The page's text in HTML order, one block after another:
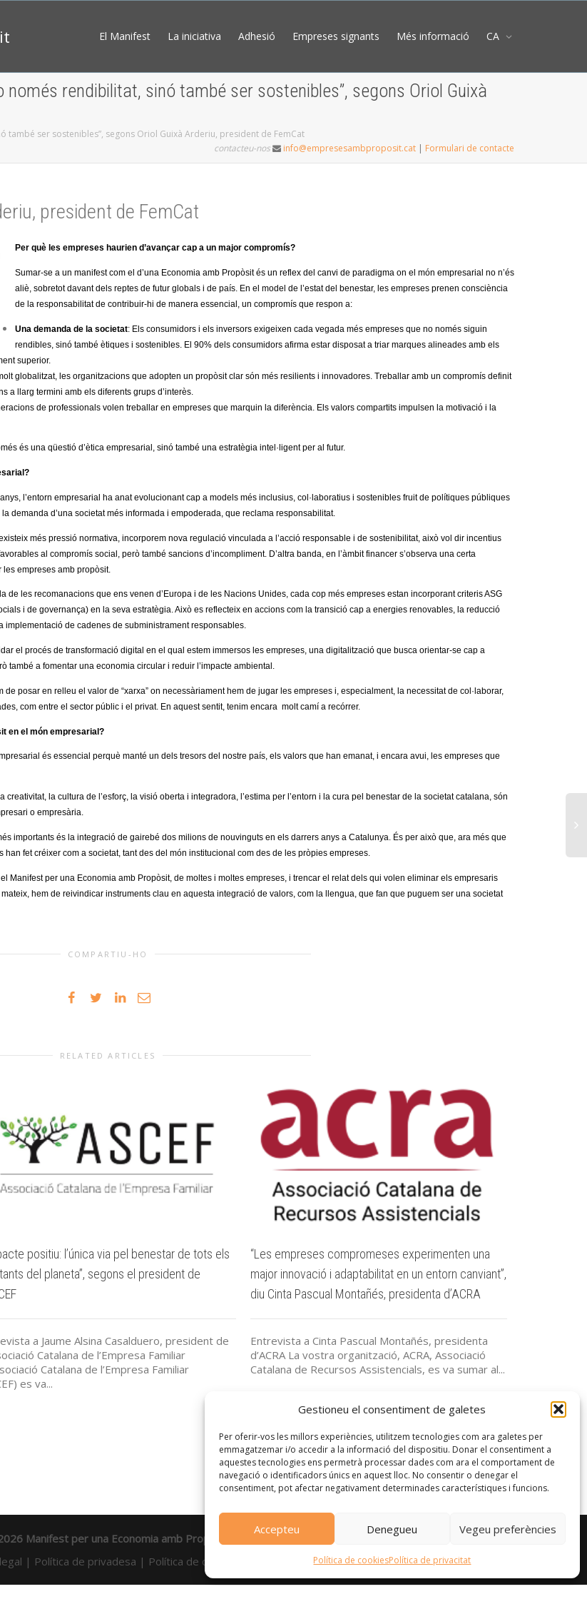
Gestioneu el consentiment de galetes
Per oferir-vos les millors experiències, utilitzem tecnologies com ara galetes per
emmagatzemar i/o accedir a la informació del dispositiu. Donar el consentiment a
aquestes tecnologies ens permetrà processar dades com ara el comportament de
navegació o identificadors únics en aquest lloc. No consentir o denegar el
consentiment, pot afectar negativament determinades característiques i funcions.
Accepteu Denegueu Vegeu preferències
Política de cookiesPolítica de privacitat
El Manifest La iniciativa Adhesió Empreses signants Més informació CA
rendibilitat, sinó també ser sostenibles”, segons Oriol Guixà
ser sostenibles”, segons Oriol Guixà Arderiu, president de FemCat
contacteu-nos
info@empresesambproposit.cat | Formulari de contacte
president de FemCat
Per què les empreses haurien d’avançar cap a un major compromís?
Sumar-se a un manifest com el d’una Economia amb Propòsit és un reflex del canvi de paradigma on el món empresarial no n’és
aliè, sobretot davant dels reptes de futur globals i de país. En el model de l’estat del benestar, les empreses prenen consciència
de la responsabilitat de contribuir-hi de manera essencial, un compromís que respon a:
Una demanda de la societat: Els consumidors i els inversors exigeixen cada vegada més empreses que no només siguin
rendibles, sinó també ètiques i sostenibles. El 90% dels consumidors afirma estar disposat a triar marques alineades amb els
superior.
globalitzat, les organitzacions que adopten un propòsit clar són més resilients i innovadores. Treballar amb un compromís definit
a llarg termini amb els diferents grups d’interès.
de professionals volen treballar en empreses que marquin la diferència. Els valors compartits impulsen la motivació i la
és una qüestió d’ètica empresarial, sinó també una estratègia intel·ligent per al futur.
l’entorn empresarial ha anat evolucionant cap a models més inclusius, col·laboratius i sostenibles fruit de polítiques públiques
demanda d’una societat més informada i empoderada, que reclama responsabilitat.
més pressió normativa, incorporem nova regulació vinculada a l’acció responsable i de sostenibilitat, això vol dir incentius
al compromís social, però també sancions d’incompliment. D’altra banda, en l’àmbit financer s’observa una certa
les empreses amb propòsit.
de les recomanacions que ens venen d’Europa i de les Nacions Unides, cada cop més empreses estan incorporant criteris ASG
i de governança) en la seva estratègia. Això es reflecteix en accions com la transició cap a energies renovables, la reducció
implementació de cadenes de subministrament responsables.
el procés de transformació digital en el qual estem immersos les empreses, una digitalització que busca orientar-se cap a
també a fomentar una economia circular i reduir l’impacte ambiental.
de posar en relleu el valor de “xarxa” on necessàriament hem de jugar les empreses i, especialment, la necessitat de col·laborar,
com entre el sector públic i el privat. En aquest sentit, tenim encara molt camí a recórrer.
en el món empresarial?
és essencial perquè manté un dels tresors del nostre país, els valors que han emanat, i encara avui, les empreses que
creativitat, la cultura de l’esforç, la visió oberta i integradora, l’estima per l’entorn i la cura pel benestar de la societat catalana, són
o empresària.
importants és la integració de gairebé dos milions de nouvinguts en els darrers anys a Catalunya. És per això que, ara més que
fet créixer com a societat, tant des del món institucional com des de les pròpies empreses.
Manifest per una Economia amb Propòsit, de moltes i moltes empreses, i trencar el relat dels qui volen eliminar els empresaris
hem de reivindicar instruments clau en aquesta integració de valors, com la llengua, que fan que puguem ser una societat
COMPARTIU-HO
RELATED ARTICLES
positiu: l’única via pel benestar de tots els
del planeta”, segons el president de
a Jaume Alsina Casalduero, president de
Catalana de l’Empresa Familiar
Catalana de l’Empresa Familiar
es va...
“Les empreses compromeses experimenten una
major innovació i adaptabilitat en un entorn canviant”,
diu Cinta Pascual Montañés, presidenta d’ACRA
Entrevista a Cinta Pascual Montañés, presidenta
d’ACRA La vostra organització, ACRA, Associació
Catalana de Recursos Assistencials, es va sumar al...
Manifest per una Economia amb Propòsit
| Política de privadesa | Política de cookies